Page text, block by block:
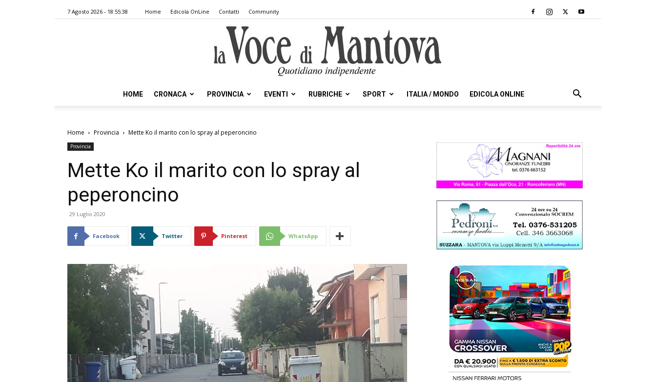
7 Agosto 2026 - 18:55:38 Home Edicola OnLine Contatti Community
Voce
Mantova
HOME CRONACA PROVINCIA EVENTI RUBRICHE SPORT ITALIA / MONDO EDICOLA ONLINE
Home Provincia Mette Ko il marito con lo spray al peperoncino
Provincia
Mette Ko il marito con lo spray al
peperoncino
29 Luglio 2020
Facebook Twitter Pinterest WhatsApp